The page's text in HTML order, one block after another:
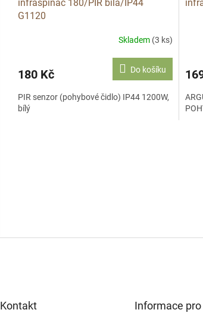
infraspínač 180/PIR bílá/IP44
G1120
Skladem (3 ks)
180 Kč Do košíku
PIR senzor (pohybové čidlo) IP44 1200W,
bílý
Kontakt Informace